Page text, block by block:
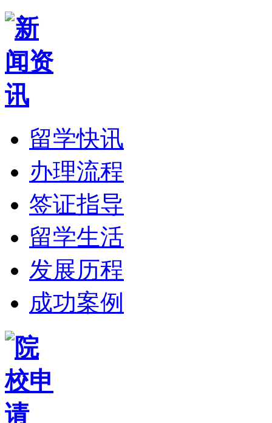
留学快讯
办理流程
签证指导
留学生活
发展历程
成功案例